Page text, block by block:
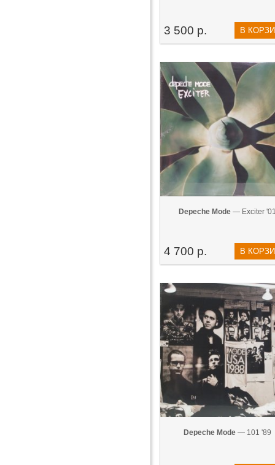
3 500 р. В
Depeche Mode — Exciter
4 700 р. В
Depeche Mode — 101 '89